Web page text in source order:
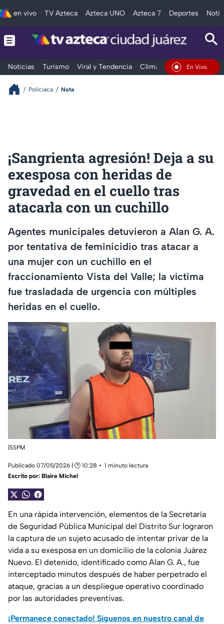
en vivo TV Azteca Azteca UNO Azteca 7 Deportes
Noticias Turismo Viral y Tendencia Clima Deportes
En Vivo
Policiaca Nota
¡Sangrienta agresión! Deja a su
exesposa con heridas de
gravedad en el cuello tras
atacarla con un cuchillo
Agentes municipales detuvieron a Alan G. A.
por tentativa de feminicidio tras atacar a
una mujer con un cuchillo en el
fraccionamiento Vista del Valle; la víctima
fue trasladada de urgencia con múltiples
heridas en el cuello.
|SSPM
Publicado 07/05/2026 | 🕑 10:28
1 minuto lectura
Escrito por: Blaire Michel
En una rápida intervención, elementos de la Secretaría
de Seguridad Pública Municipal del Distrito Sur lograron
la captura de un sujeto acusado de intentar privar de la
vida a su exesposa en un domicilio de la colonia Juárez
Nuevo. El detenido, identificado como Alan G. A., fue
interceptado minutos después de haber perpetrado el
ataque, gracias a un despliegue operativo coordinado
por las autoridades preventivas.
¡Permanece conectado! Síguenos en nuestro canal de